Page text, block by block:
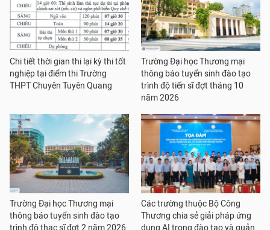
Chi tiết thời gian thi lại kỳ thi tốt
nghiệp tại điểm thi Trường
THPT Chuyên Tuyên Quang
Trường Đại học Thương mại
thông báo tuyển sinh đào tạo
trình độ tiến sĩ đợt tháng 10
năm 2026
Trường Đại học Thương mại
thông báo tuyển sinh đào tạo
trình độ thạc sĩ đợt 2 năm 2026
Các trường thuộc Bộ Công
Thương chia sẻ giải pháp ứng
dụng AI trong đào tạo và quản